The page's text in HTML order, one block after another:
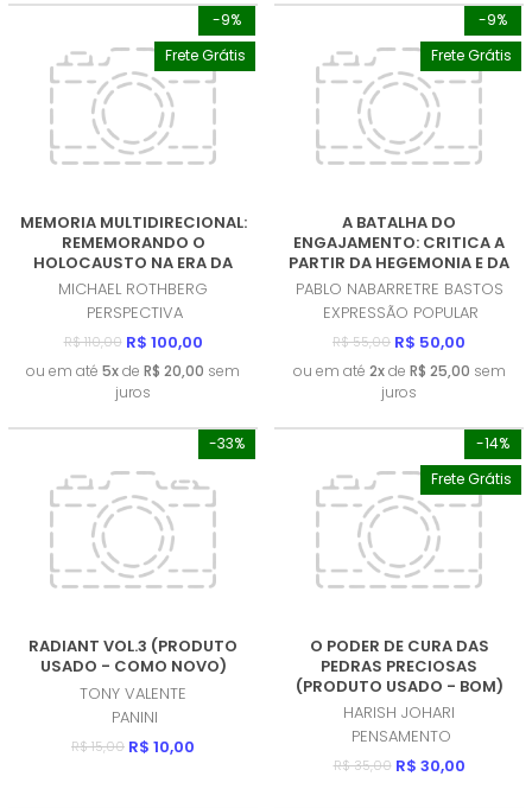
-9%
Frete Grátis
MEMORIA MULTIDIRECIONAL:
REMEMORANDO O
HOLOCAUSTO NA ERA DA
DESCOLONIZAÇAO
(PRODUTO NOVO)
MICHAEL ROTHBERG
PERSPECTIVA
R$ 110,00 R$ 100,00
ou em até 5xde R$ 20,00 sem
juros
-9%
Frete Grátis
A BATALHA DO
ENGAJAMENTO: CRITICA A
PARTIR DA HEGEMONIA E DA
ECONOMIA POLITICA DA
COMUNICAÇAO (EPC)
(PRODUTO NOVO)
PABLO NABARRETRE BASTOS
EXPRESSÃO POPULAR
R$ 55,00 R$ 50,00
ou em até 2xde R$ 25,00 sem
juros
-33%
RADIANT VOL.3 (PRODUTO
USADO - COMO NOVO)
TONY VALENTE
PANINI
R$ 15,00 R$ 10,00
-14%
Frete Grátis
O PODER DE CURA DAS
PEDRAS PRECIOSAS
(PRODUTO USADO - BOM)
HARISH JOHARI
PENSAMENTO
R$ 35,00 R$ 30,00